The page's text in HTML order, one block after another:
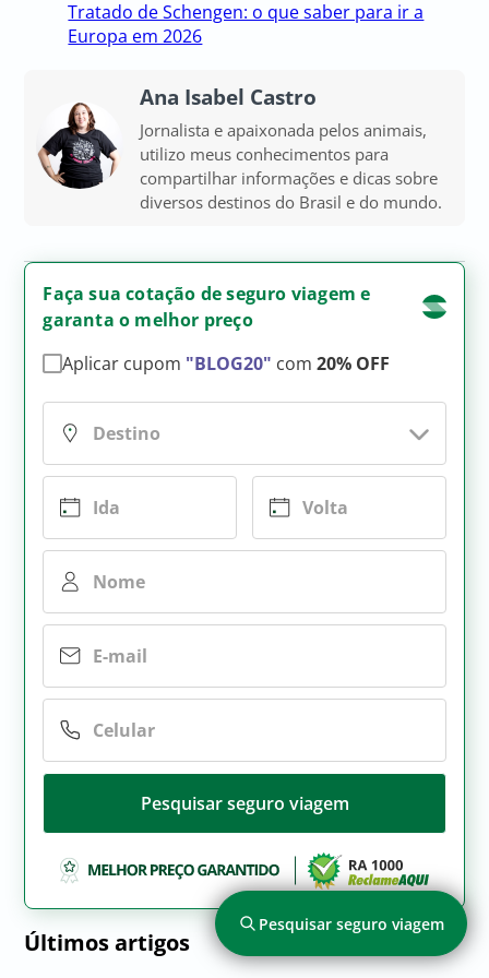
Tratado de Schengen: o que saber para ir a
Europa em 2026
Ana Isabel Castro
Jornalista e apaixonada pelos animais,
utilizo meus conhecimentos para
compartilhar informações e dicas sobre
diversos destinos do Brasil e do mundo.
Faça sua cotação de seguro viagem e
garanta o melhor preço
Aplicar cupom "BLOG20" com20% OFF
Pesquisar seguro viagem
Últimos artigos
Pesquisar seguro viagem